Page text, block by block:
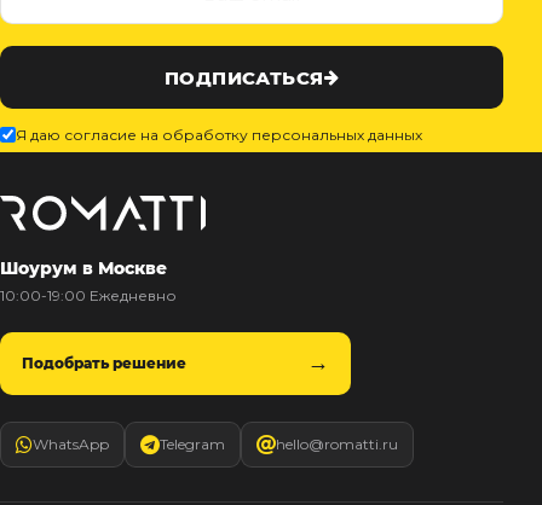
ПОДПИСАТЬСЯ
Я даю согласие на обработку персональных данных
Шоурум в Москве
10:00-19:00 Ежедневно
Подобрать решение
WhatsApp Telegram hello@romatti.ru